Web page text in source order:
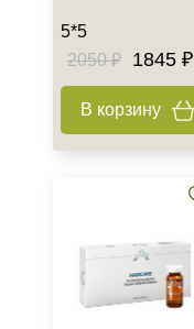
Форма выпуска
Флакон
Рост волос и алопеция
5*5
2050 ₽
1845 ₽
В корзину